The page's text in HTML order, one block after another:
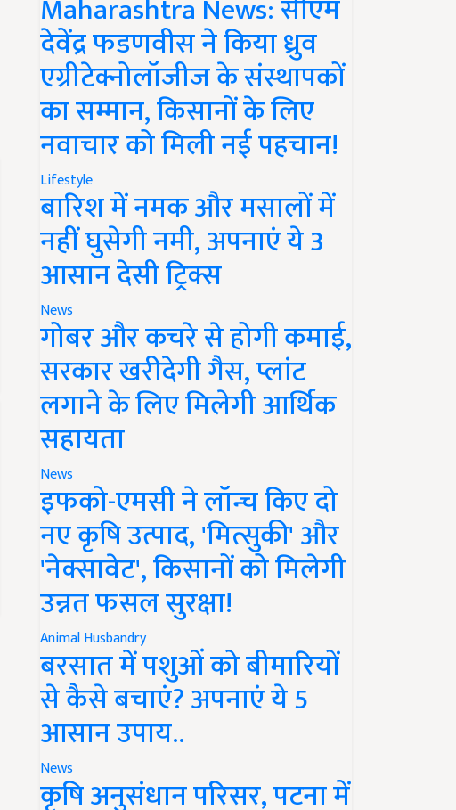
Maharashtra News: सीएम
देवेंद्र फडणवीस ने किया ध्रुव
एग्रीटेक्नोलॉजीज के संस्थापकों
का सम्मान, किसानों के लिए
नवाचार को मिली नई पहचान!
Lifestyle
बारिश में नमक और मसालों में
नहीं घुसेगी नमी, अपनाएं ये 3
आसान देसी ट्रिक्स
News
गोबर और कचरे से होगी कमाई,
सरकार खरीदेगी गैस, प्लांट
लगाने के लिए मिलेगी आर्थिक
सहायता
News
इफको-एमसी ने लॉन्च किए दो
नए कृषि उत्पाद, 'मित्सुकी' और
'नेक्सावेट', किसानों को मिलेगी
उन्नत फसल सुरक्षा!
Animal Husbandry
बरसात में पशुओं को बीमारियों
से कैसे बचाएं? अपनाएं ये 5
आसान उपाय..
News
कृषि अनुसंधान परिसर, पटना में